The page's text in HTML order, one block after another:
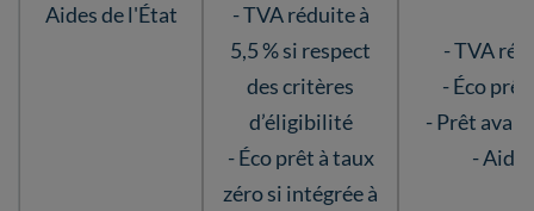
Aides de l'État
- TVA réduite à
5,5 % si respect
des critères
d’éligibilité
- Éco prêt à taux
zéro si intégrée à
- TVA
- Éco
- Prêt
-